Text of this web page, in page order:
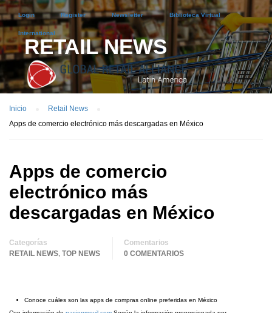
Login Register Newsletter Biblioteca Virtual
International
RETAIL NEWS
Inicio
Retail News
Apps de comercio electrónico más descargadas en México
Apps de comercio
electrónico más
descargadas en México
Categorías
RETAIL NEWS TOP NEWS
Comentarios
0 COMENTARIOS
Conoce cuáles son las apps de compras online preferidas en México